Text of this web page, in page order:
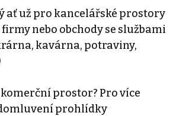
ať už pro kancelářské prostory
nebo obchody se službami
kavárna, potraviny,
prostor? Pro více
prohlídky